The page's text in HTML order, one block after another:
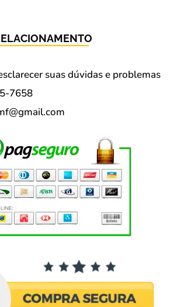
suas dúvidas e problemas
7658